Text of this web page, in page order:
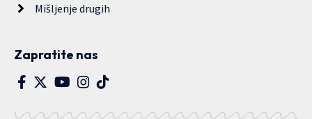
Mišljenje drugih
Zapratite nas